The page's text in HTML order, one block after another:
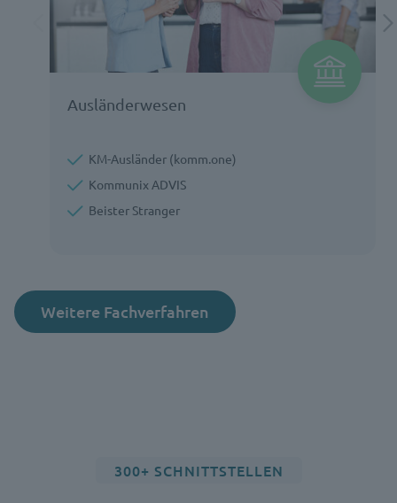
Ausländerwesen
KM-Ausländer (komm.one)
Kommunix ADVIS
Beister Stranger
Weitere Fachverfahren
300+ SCHNITTSTELLEN